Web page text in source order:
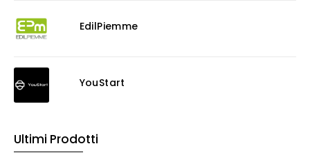
EdilPiemme
YouStart
Ultimi Prodotti